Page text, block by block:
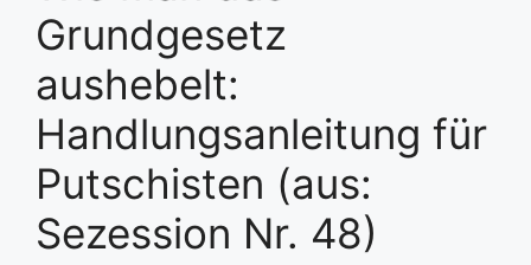
Grundgesetz
aushebelt:
Handlungsanleitung für
Putschisten (aus:
Sezession Nr. 48)